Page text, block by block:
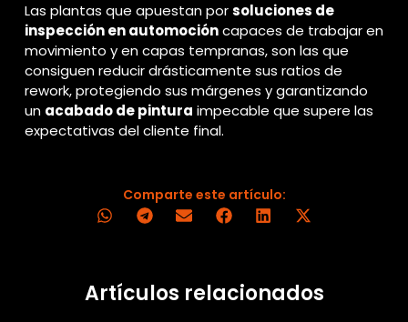
Las plantas que apuestan porsoluciones de
inspección en automocióncapaces de trabajar en
movimiento y en capas tempranas, son las que
consiguen reducir drásticamente sus ratios de
rework, protegiendo sus márgenes y garantizando
un acabado de pintura impecable que supere las
expectativas del cliente final.
Comparte este artículo:
Artículos relacionados